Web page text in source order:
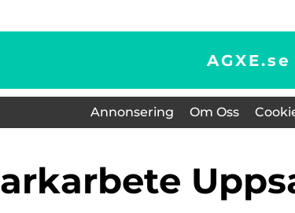
AGXE.se
Annonsering Om Oss
markarbete